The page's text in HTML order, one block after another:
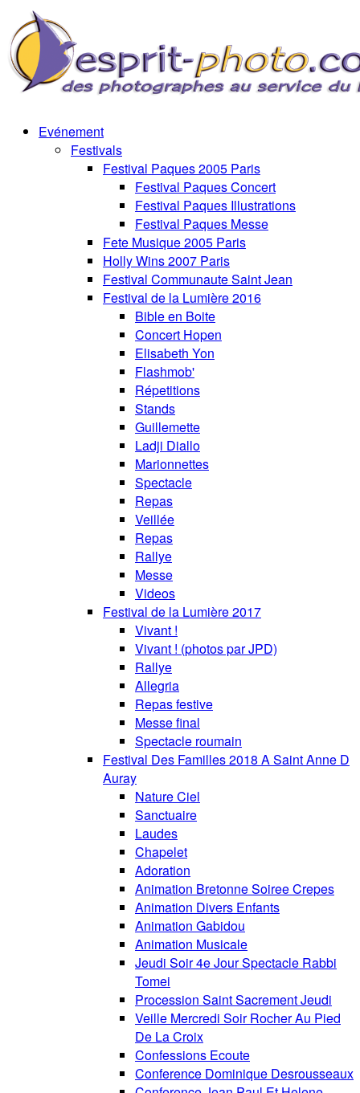
Evénement
Festivals
Festival Paques 2005 Paris
Festival Paques Concert
Festival Paques Illustrations
Festival Paques Messe
Fete Musique 2005 Paris
Holly Wins 2007 Paris
Festival Communaute Saint Jean
Festival de la Lumière 2016
Bible en Boite
Concert Hopen
Elisabeth Yon
Flashmob'
Répetitions
Stands
Guillemette
Ladji Diallo
Marionnettes
Spectacle
Repas
Veillée
Repas
Rallye
Messe
Videos
Festival de la Lumière 2017
Vivant !
Vivant ! (photos par JPD)
Rallye
Allegria
Repas festive
Messe final
Spectacle roumain
Festival Des Familles 2018 A Saint Anne D
Auray
Nature Ciel
Sanctuaire
Laudes
Chapelet
Adoration
Animation Bretonne Soiree Crepes
Animation Divers Enfants
Animation Gabidou
Animation Musicale
Jeudi Soir 4e Jour Spectacle Rabbi
Tomei
Procession Saint Sacrement Jeudi
Veille Mercredi Soir Rocher Au Pied
De La Croix
Confessions Ecoute
Conference Dominique Desrousseaux